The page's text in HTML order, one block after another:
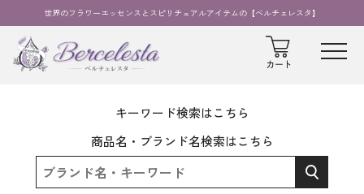
世界のフラワーエッセンスとスピリチュアルアイテムの【ベルチェレスタ】
キーワード検索はこちら
商品名・ブランド名検索はこちら